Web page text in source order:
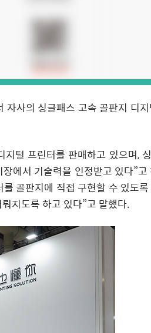
자사의 싱글패스 고속 골판지 디
털 프린터를 판매하고 있으며,
에서 기술력을 인정받고 있다”고
골판지에 직접 구현할 수 있도
지도록 하고 있다”고 말했다.